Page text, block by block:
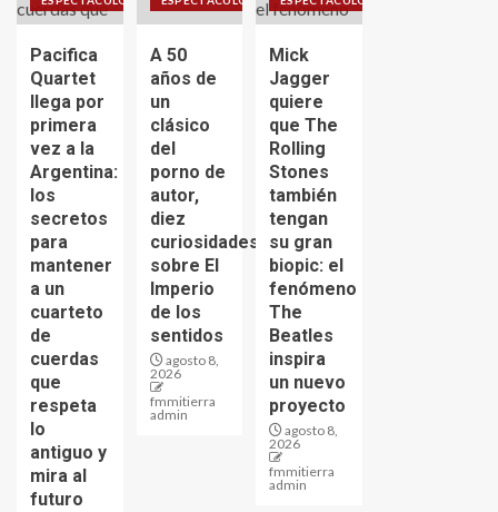
Pacifica
Quartet
llega por
primera
vez a la
Argentina:
los
secretos
para
mantener
a un
cuarteto
de
cuerdas
que
respeta
lo
antiguo y
mira al
futuro
A 50
años de
un
clásico
del
porno de
autor,
diez
curiosidades
sobre El
Imperio
de los
sentidos
agosto 8,
2026
fmmitierra
admin
Mick
Jagger
quiere
que The
Rolling
Stones
también
tengan
su gran
biopic: el
fenómeno
The
Beatles
inspira
un nuevo
proyecto
agosto 8,
2026
fmmitierra
admin